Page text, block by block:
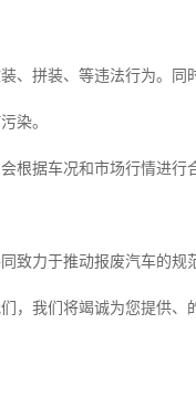
、拼装、等违法行为。同
染。
根据车况和市场行情进行
致力于推动报废汽车的规
，我们将竭诚为您提供、